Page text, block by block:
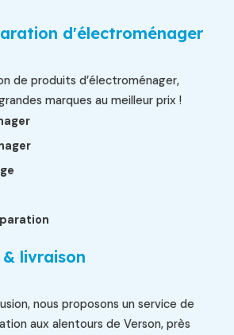
d'électroménager
de produits d’électroménager,
marques au meilleur prix !
livraison
nous proposons un service de
aux alentours de Verson, près